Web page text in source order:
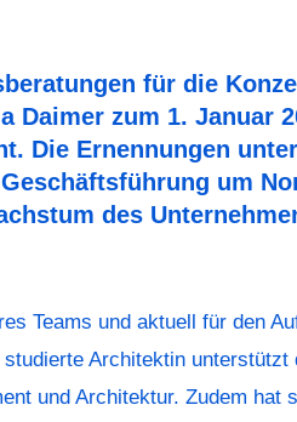
für die
zum 1. Januar
Die Ernennungen
um
des
Teams und aktuell für den
Architektin unterstützt
und Architektur. Zudem hat